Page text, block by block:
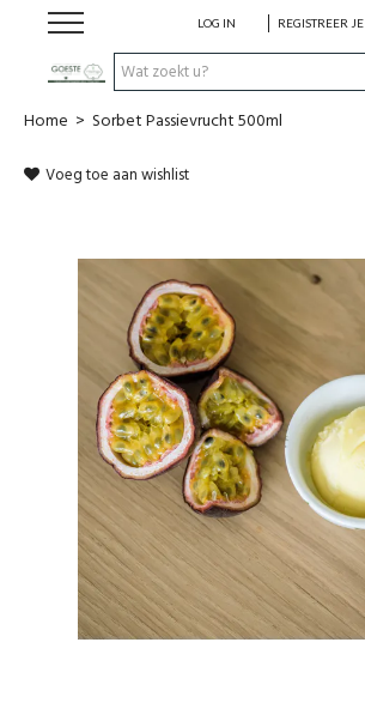
LOG IN REGISTREER JE
HOME
Huisgemaakt ijs
Streekwinkel
Cadeaubon
Home > Sorbet Passievrucht 500ml
Voeg toe aan wishlist